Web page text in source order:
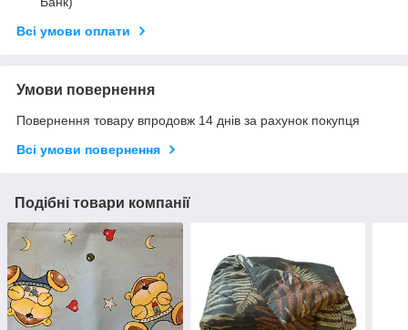
Всі умови оплати
Умови повернення
Повернення товару впродовж 14 днів за рахунок покупця
Всі умови повернення
Подібні товари компанії